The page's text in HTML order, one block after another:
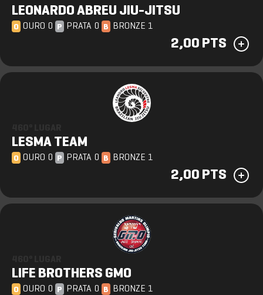
LEONARDO ABREU JIU-JITSU
O OURO 0 P PRATA 0 B BRONZE 1
2,00 PTS
LESMA TEAM
O OURO 0 P PRATA 0 B BRONZE 1
2,00 PTS
LIFE BROTHERS GMO
O OURO 0 P PRATA 0 B BRONZE 1